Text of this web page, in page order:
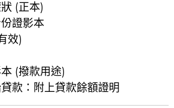
(正本)
證影本
效)
(撥款用途)
款：附上貸款餘額證明